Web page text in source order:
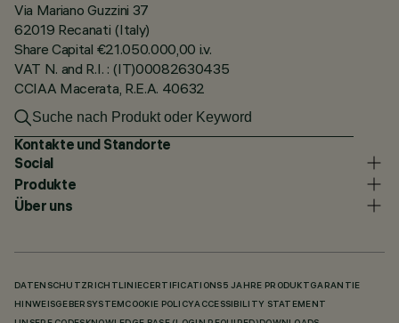
Via Mariano Guzzini 37
62019 Recanati (Italy)
Share Capital €21.050.000,00 i.v.
VAT N. and R.I. : (IT)00082630435
CCIAA Macerata, R.E.A. 40632
Kontakte und Standorte
Social
Produkte
Über uns
DATENSCHUTZRICHTLINIECERTIFICATIONS 5 JAHRE PRODUKTGARANTIE
HINWEISGEBERSYSTEM COOKIE POLICYACCESSIBILITY STATEMENT